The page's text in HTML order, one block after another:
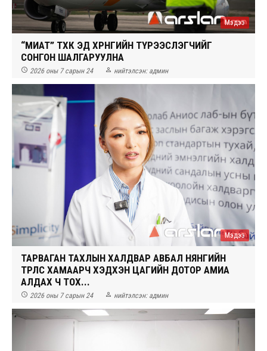
Мэдээ
“МИАТ” ТӨХК ЭД ХӨРӨНГИЙН ТҮРЭЭСЛЭГЧИЙГ
СОНГОН ШАЛГАРУУЛНА
 2026 оны 7 сарын 24  нийтэлсэн: админ
Мэдээ
ТАРВАГАН ТАХЛЫН ХАЛДВАР АВБАЛ НЯНГИЙН
ТӨРЛӨӨСӨӨ ХАМААРЧ ХЭДХЭН ЦАГИЙН ДОТОР АМИА
АЛДАХ Ч ТОХ...
 2026 оны 7 сарын 24  нийтэлсэн: админ